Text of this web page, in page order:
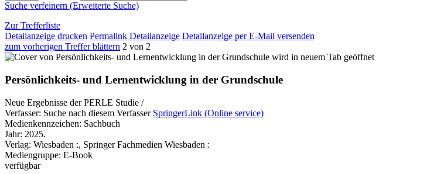
Suche verfeinern (Erweiterte Suche)
Zur Trefferliste
Detailanzeige drucken Permalink Detailanzeige Detailanzeige per E-Mail versenden
zum vorherigen Treffer blättern 2 von 2
wird in neuem Tab geöffnet
Persönlichkeits- und Lernentwicklung in der Grundschule
Neue Ergebnisse der PERLE Studie /
Verfasser: Suche nach diesem Verfasser SpringerLink (Online service)
Medienkennzeichen: Sachbuch
Jahr: 2025.
Verlag: Wiesbaden :, Springer Fachmedien Wiesbaden :
Mediengruppe: E-Book
verfügbar